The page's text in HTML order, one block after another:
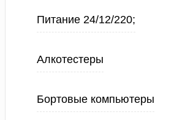
Питание 24/12/220;
Алкотестеры
Бортовые компьютеры